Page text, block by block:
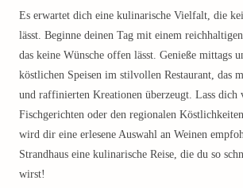
Es erwartet dich eine kulinarische Vielfalt, die
lässt. Beginne deinen Tag mit einem
das keine Wünsche offen lässt. Genieße mittags
köstlichen Speisen im stilvollen Restaurant, das
und raffinierten Kreationen überzeugt. Lass dich
Fischgerichten oder den regionalen
wird dir eine erlesene Auswahl an Weinen
Strandhaus eine kulinarische Reise, die du so
wirst!